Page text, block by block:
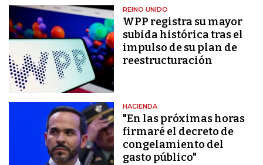
REINO UNIDO
WPP registra su mayor
subida histórica tras el
impulso de su plan de
reestructuración
HACIENDA
"En las próximas horas
firmaré el decreto de
congelamiento del
gasto público"